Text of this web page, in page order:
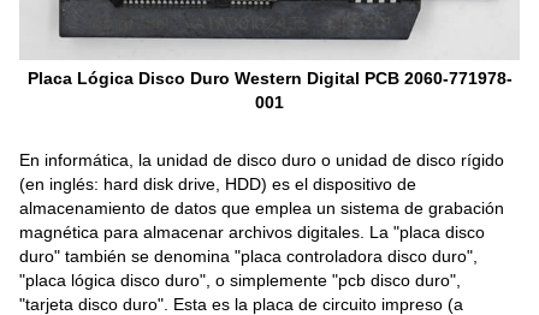
Placa Lógica Disco Duro Western Digital PCB 2060-771978-
001
En informática, la unidad de disco duro o unidad de disco rígido
(en inglés: hard disk drive, HDD) es el dispositivo de
almacenamiento de datos que emplea un sistema de grabación
magnética para almacenar archivos digitales. La "placa disco
duro" también se denomina "placa controladora disco duro",
"placa lógica disco duro", o simplemente "pcb disco duro",
"tarjeta disco duro". Esta es la placa de circuito impreso (a